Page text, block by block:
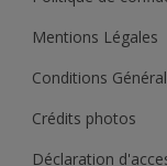
Mentions Légales
Conditions
Crédits photos
Déclaration